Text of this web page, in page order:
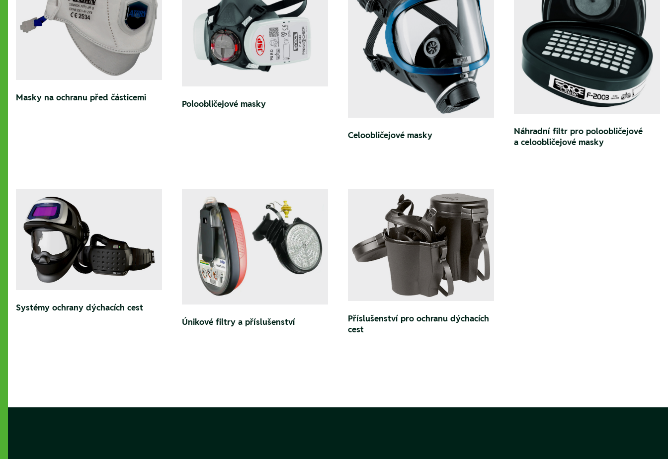
Masky na ochranu před částicemi
Poloobličejové masky
Celoobličejové masky
Náhradní filtr pro poloobličejové
a celoobličejové masky
Systémy ochrany dýchacích cest
Únikové filtry a příslušenství
Příslušenství pro ochranu dýchacích
cest